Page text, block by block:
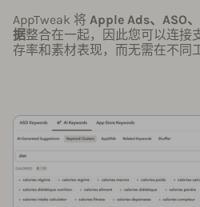
AppTweak 将 Apple Ads、ASO
据整合在一起，因此您可以连接
存率和素材表现，而无需在不同